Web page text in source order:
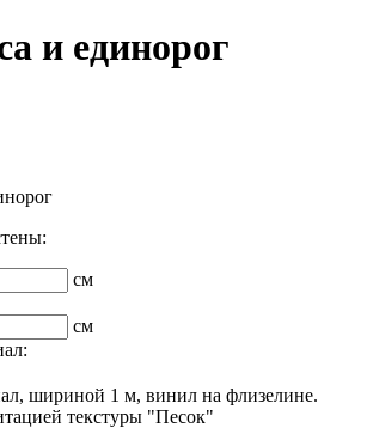
и единорог
см
см